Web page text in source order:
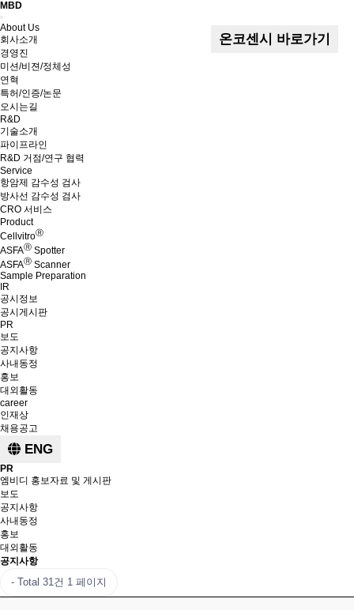
MBD
Menu
About Us
회사소개
경영진
미션/비젼/정체성
연혁
특허/인증/논문
오시는길
R&D
기술소개
파이프라인
R&D 거점/연구 협력
Service
항암제 감수성 검사
방사선 감수성 검사
CRO 서비스
Product
CellvitroⓇ
ASFAⓇ Spotter
ASFAⓇ Scanner
Sample Preparation
IR
공시정보
공시게시판
PR
보도
공지사항
사내동정
홍보
대외활동
career
인재상
채용공고
ENG
온코센시 바로가기
PR
엠비디 홍보자료 및 게시판
보도
공지사항
사내동정
홍보
대외활동
공지사항
Total 31건 1 페이지